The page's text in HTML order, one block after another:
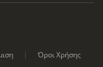
Όροι Χρήσης